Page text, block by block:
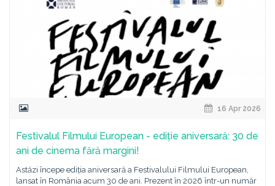
16 Apr 2026
Festivalul Filmului European - ediție aniversară: 30 de
ani de cinema fără margini!
Astăzi începe ediția aniversară a Festivalului Filmului European,
lansat în România acum 30 de ani. Prezent în 2026 într-un număr